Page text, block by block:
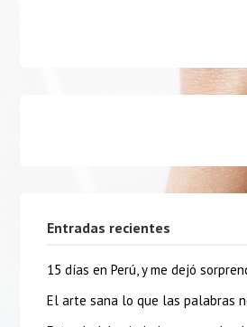
Entradas recientes
15 días en Perú, y me dejó
El arte sana lo que las palabras